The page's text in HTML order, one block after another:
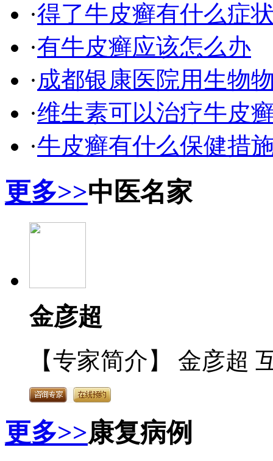
·得了牛皮癣有什么症
·有牛皮癣应该怎么办
·成都银康医院用生物
·维生素可以治疗牛皮
·牛皮癣有什么保健措
更多>>中医名家
金彦超
【专家简介】 金彦超
更多>>康复病例